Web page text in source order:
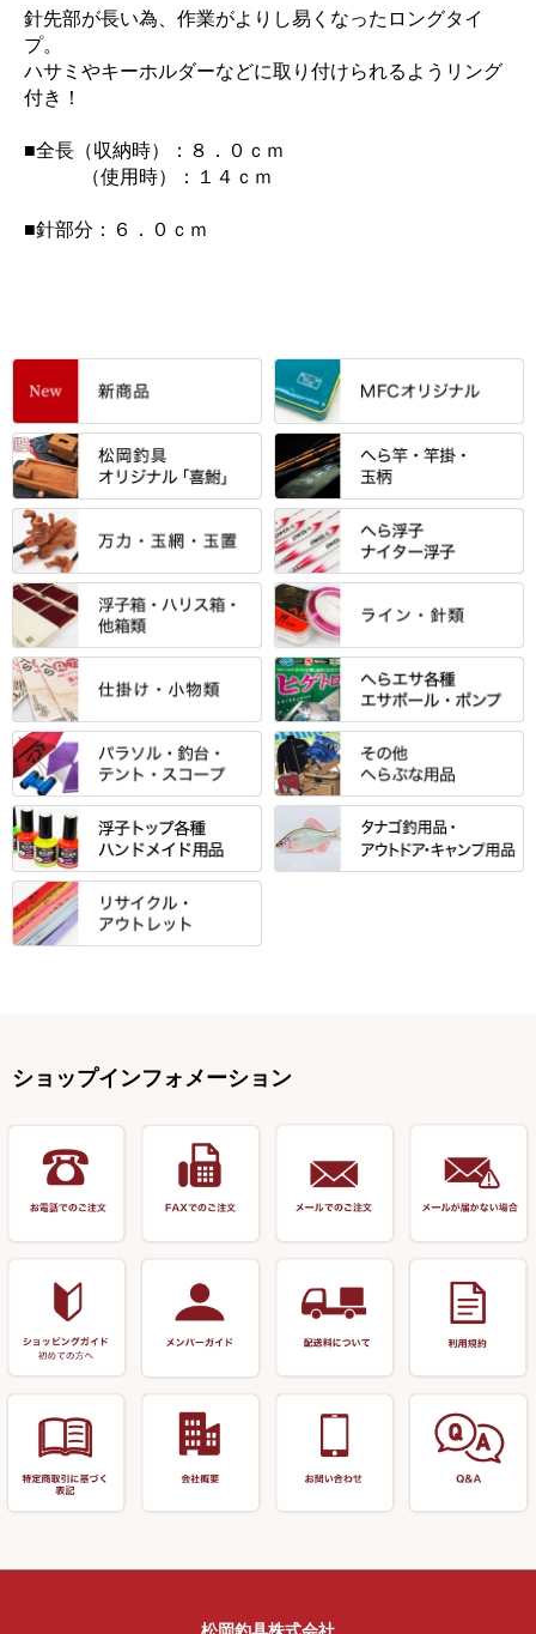
針先部が長い為、作業がよりし易くなったロングタイ
プ。
ハサミやキーホルダーなどに取り付けられるようリング
付き！
■全長（収納時）：８．０ｃｍ
（使用時）：１４ｃｍ
■針部分：６．０ｃｍ
すべて
「雅（みやび）」シリーズ・エ
ントＰＬＵＳシリーズ
エントラント・ＳＰＷシリーズ
スモールクロコダイルシリーズ
エクセーヌ・スエードシリーズ
バッグ・小物ケース・ワッペン
クッション・シート・スカー
ト・エプロン
保護ケース
アクリルシリーズ・アクセサリ
すべて
「至高」シリーズ
万力付お膳
クワセ皿・コブ皿・角皿
浮子筒・浮子箱・ハリス箱・玉
ノ柄スタンド
小物箱・うどん箱・うどん皿
ハサミケース
カウンター
針外し・糸ほどき
すべて
シマノ
ダイワ
がまかつ
サクラ・NISSIN・合成竿・他
光竹作 カーボン竿掛・玉ノ柄
匠絆・かちどき・旋（めぐ
る）・千望・千尋・悠月・その
他
すべて
当店オリジナル「勝俊」作
光竹 製品
松村作（万力）
松村作（先受・その他）
万久作
岐山 製品
逍遥（しょうよう）
玉網（高級品）
替網・仕付糸
玉置（高級品）
万力付お膳・うどん皿
先受・メスネジ・その他
すべて
忠相・一志
昴 ・TOMO
りきや ・ 大祐
心也・士天・狂鬼
伊吹 ・ SATTO
KEN∑HI【ケンシ】
すべて
金鯱 シリーズ
浮子箱
浮子立て・浮子筒
ハリスケース
仕掛箱・小物箱
ハリスメジャー系
すべて
東レ・ラーヂ
サンライン ・ ダン
鬼掛・MARUTO
すべて
ウキ止めストッパー・糸・チュ
ーブ
ウキゴム 遊動式
松葉仕掛用
底取りアイテム
ハサミ
すべて
マルキュー 麩系
マルキュー その他
ポンプ絞り器・ポンプ類
すべて
パラソル
テント
リーズ
釣台 釣宝・その他
すべて
バック＆ロッドケース
偏光サングラス
小物ケース・保護ケース
防寒コーナー
すべて
浮子用素材
塗料用 筆
装飾品
リサイクル 竹竿（～19,999円）
リサイクル 竹竿（深山）
リサイクル 浮子
リサイクル 玉網・玉置・フラ
リサイクル 浮子箱・浮子筒・
アウトレット商品
ショップインフォメーション